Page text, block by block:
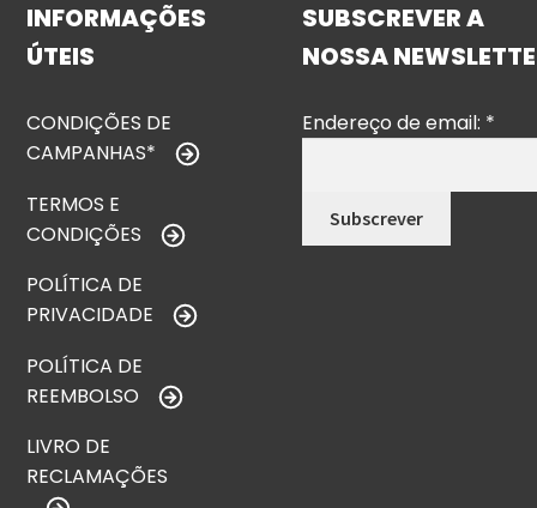
INFORMAÇÕES
ÚTEIS
CONDIÇÕES DE
CAMPANHAS*
TERMOS E
CONDIÇÕES
POLÍTICA DE
PRIVACIDADE
POLÍTICA DE
REEMBOLSO
LIVRO DE
RECLAMAÇÕES
SUBSCREVER A
NOSSA
Endereço de email: *